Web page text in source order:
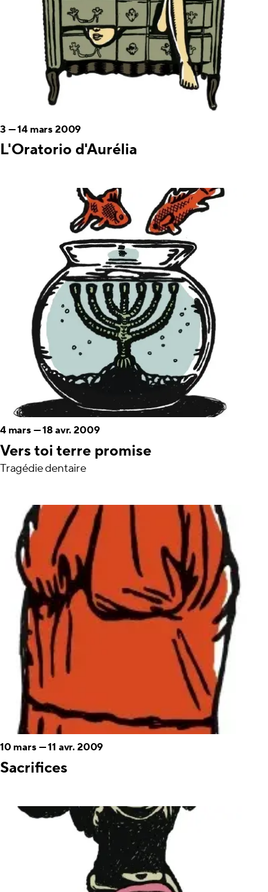
L'Oratorio d'Aurélia
3 —14 mars 2009
Vers toi terre promise
4 mars—18 avr. 2009
Tragédie dentaire
Sacrifices
10 mars—11 avr. 2009